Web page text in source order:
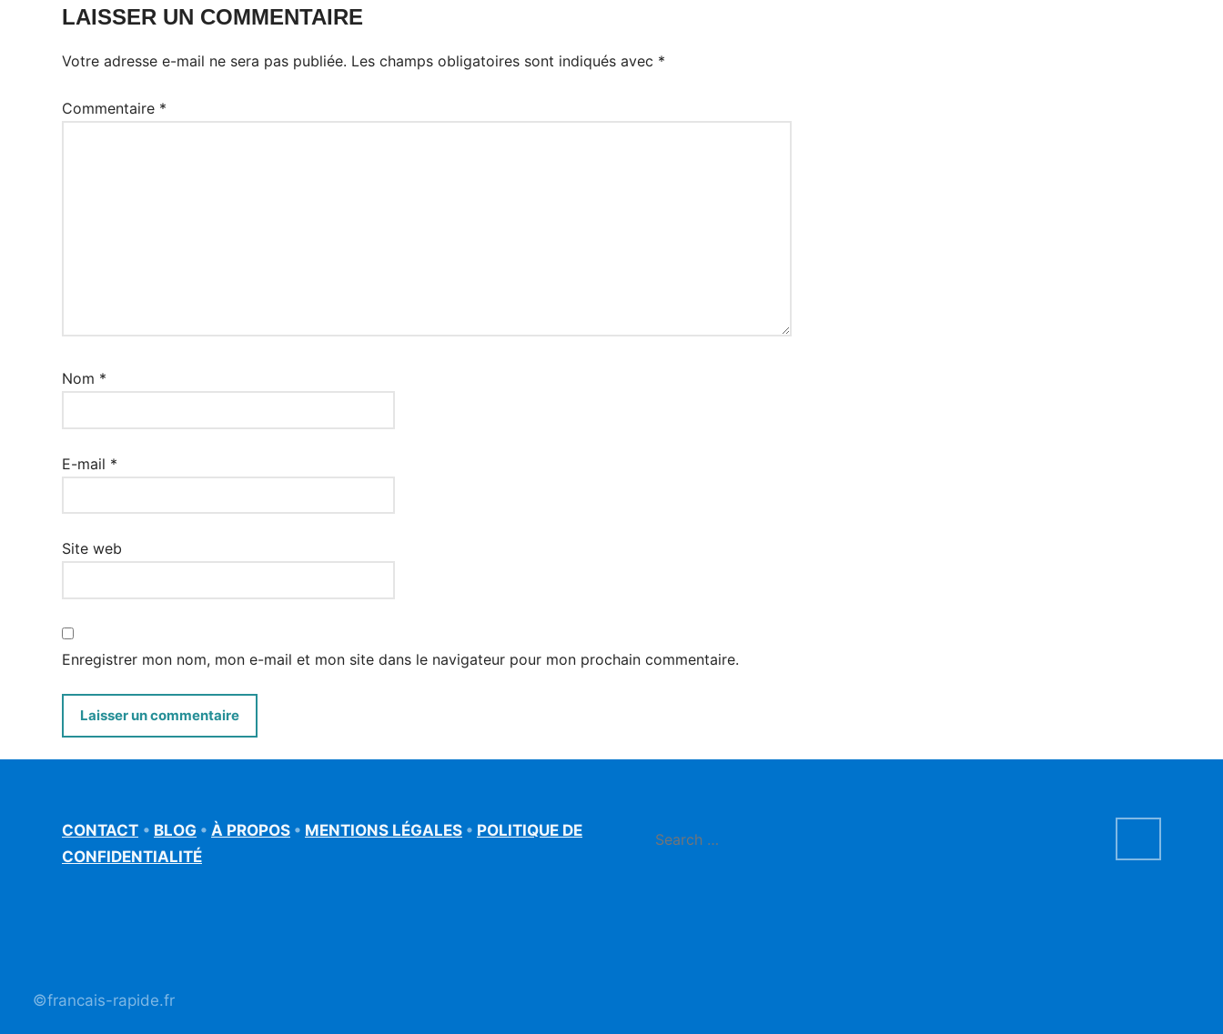
LAISSER UN COMMENTAIRE
Votre adresse e-mail ne sera pas publiée. Les champs obligatoires sont indiqués avec *
Commentaire *
Nom *
E-mail *
Site web
Enregistrer mon nom, mon e-mail et mon site dans le navigateur pour mon prochain commentaire.
CONTACT • BLOG • À PROPOS • MENTIONS LÉGALES • POLITIQUE DE
CONFIDENTIALITÉ
©francais-rapide.fr